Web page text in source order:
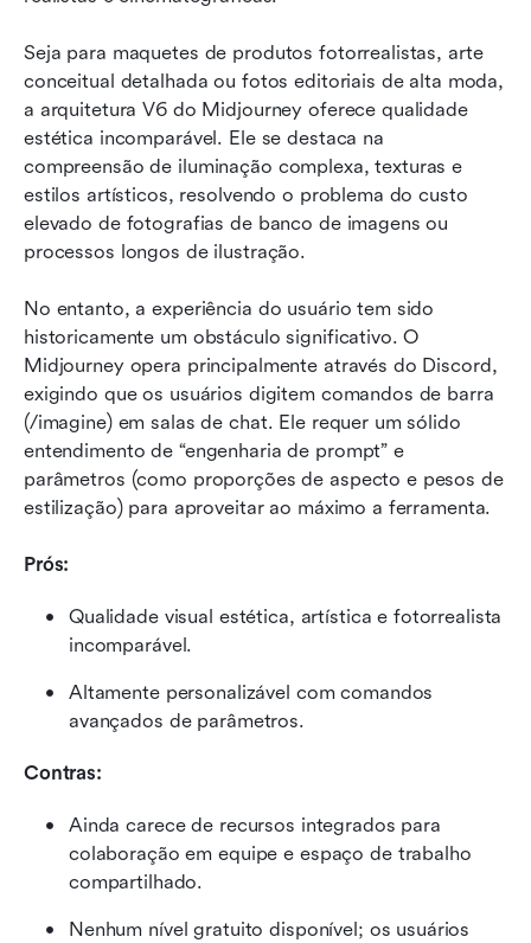
Seja para maquetes de produtos fotorrealistas, arte
conceitual detalhada ou fotos editoriais de alta moda,
a arquitetura V6 do Midjourney oferece qualidade
estética incomparável. Ele se destaca na
compreensão de iluminação complexa, texturas e
estilos artísticos, resolvendo o problema do custo
elevado de fotografias de banco de imagens ou
processos longos de ilustração.
No entanto, a experiência do usuário tem sido
historicamente um obstáculo significativo. O
Midjourney opera principalmente através do Discord,
exigindo que os usuários digitem comandos de barra
(/imagine) em salas de chat. Ele requer um sólido
entendimento de “engenharia de prompt” e
parâmetros (como proporções de aspecto e pesos de
estilização) para aproveitar ao máximo a ferramenta.
Prós:
Qualidade visual estética, artística e fotorrealista
incomparável.
Altamente personalizável com comandos
avançados de parâmetros.
Contras:
Ainda carece de recursos integrados para
colaboração em equipe e espaço de trabalho
compartilhado.
Nenhum nível gratuito disponível; os usuários